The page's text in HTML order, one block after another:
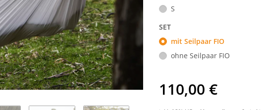
S
SET
mit Seilpaar FIO
ohne Seilpaar FIO
110,00 €